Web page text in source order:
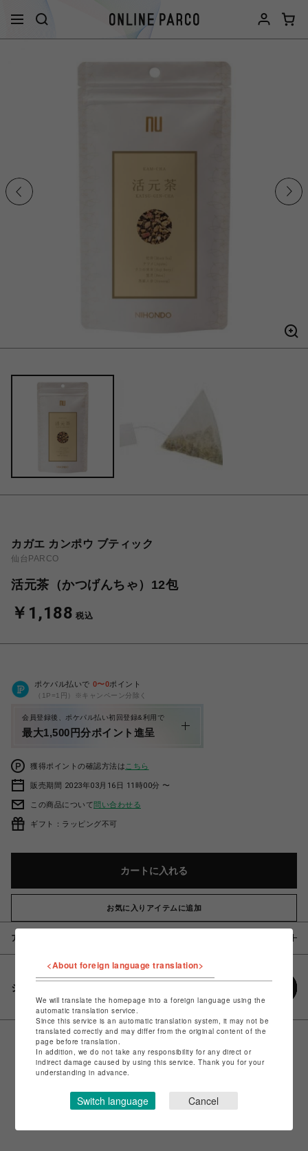
カガエ カンポウ ブティック
仙台PARCO
活元茶（かつげんちゃ）12包
￥1,188 税込
ポケパル払いで 0〜0ポイント
（1P=1円）※キャンペーン分除く
会員登録後、ポケパル払い初回登録&利用で
最大1,500円分ポイント進呈
獲得ポイントの確認方法は こちら
販売期間 2023年03月16日 11時00分 〜
この商品について問い合わせる
ギフト：ラッピング不可
カートに入れる
お気に入りアイテムに追加
アイテム説明 / 素材
シェアする
<About foreign language translation>
We will translate the homepage into a foreign language using the
automatic translation service.
Since this service is an automatic translation system, it may not be
translated correctly and may differ from the original content of the
page before translation.
In addition, we do not take any responsibility for any direct or
indirect damage caused by using this service. Thank you for your
understanding in advance.
Switch language Cancel